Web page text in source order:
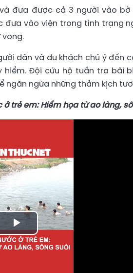
đưa được cả 3 người vào bờ
đưa vào viện trong tình trạng
vong.
dân và du khách chú ý đến
Đội cứu hộ tuần tra bãi
ngừa những thảm kịch
trẻ em: Hiểm họa từ ao làng,
Play
Video